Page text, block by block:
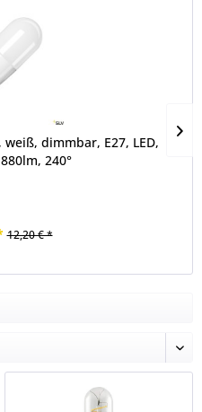
dimmbar, E27, LED,
240°
12,20 € *